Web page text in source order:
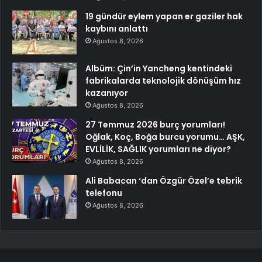
19 gündür eylem yapan er gaziler hak
kaybını anlattı
Ağustos 8, 2026
Albüm: Çin’in Yancheng kentindeki
fabrikalarda teknolojik dönüşüm hız
kazanıyor
Ağustos 8, 2026
27 Temmuz 2026 burç yorumları!
Oğlak, Koç, Boğa burcu yorumu… AŞK,
EVLİLİK, SAĞLIK yorumları ne diyor?
Ağustos 8, 2026
Ali Babacan ‘dan Özgür Özel’e tebrik
telefonu
Ağustos 8, 2026